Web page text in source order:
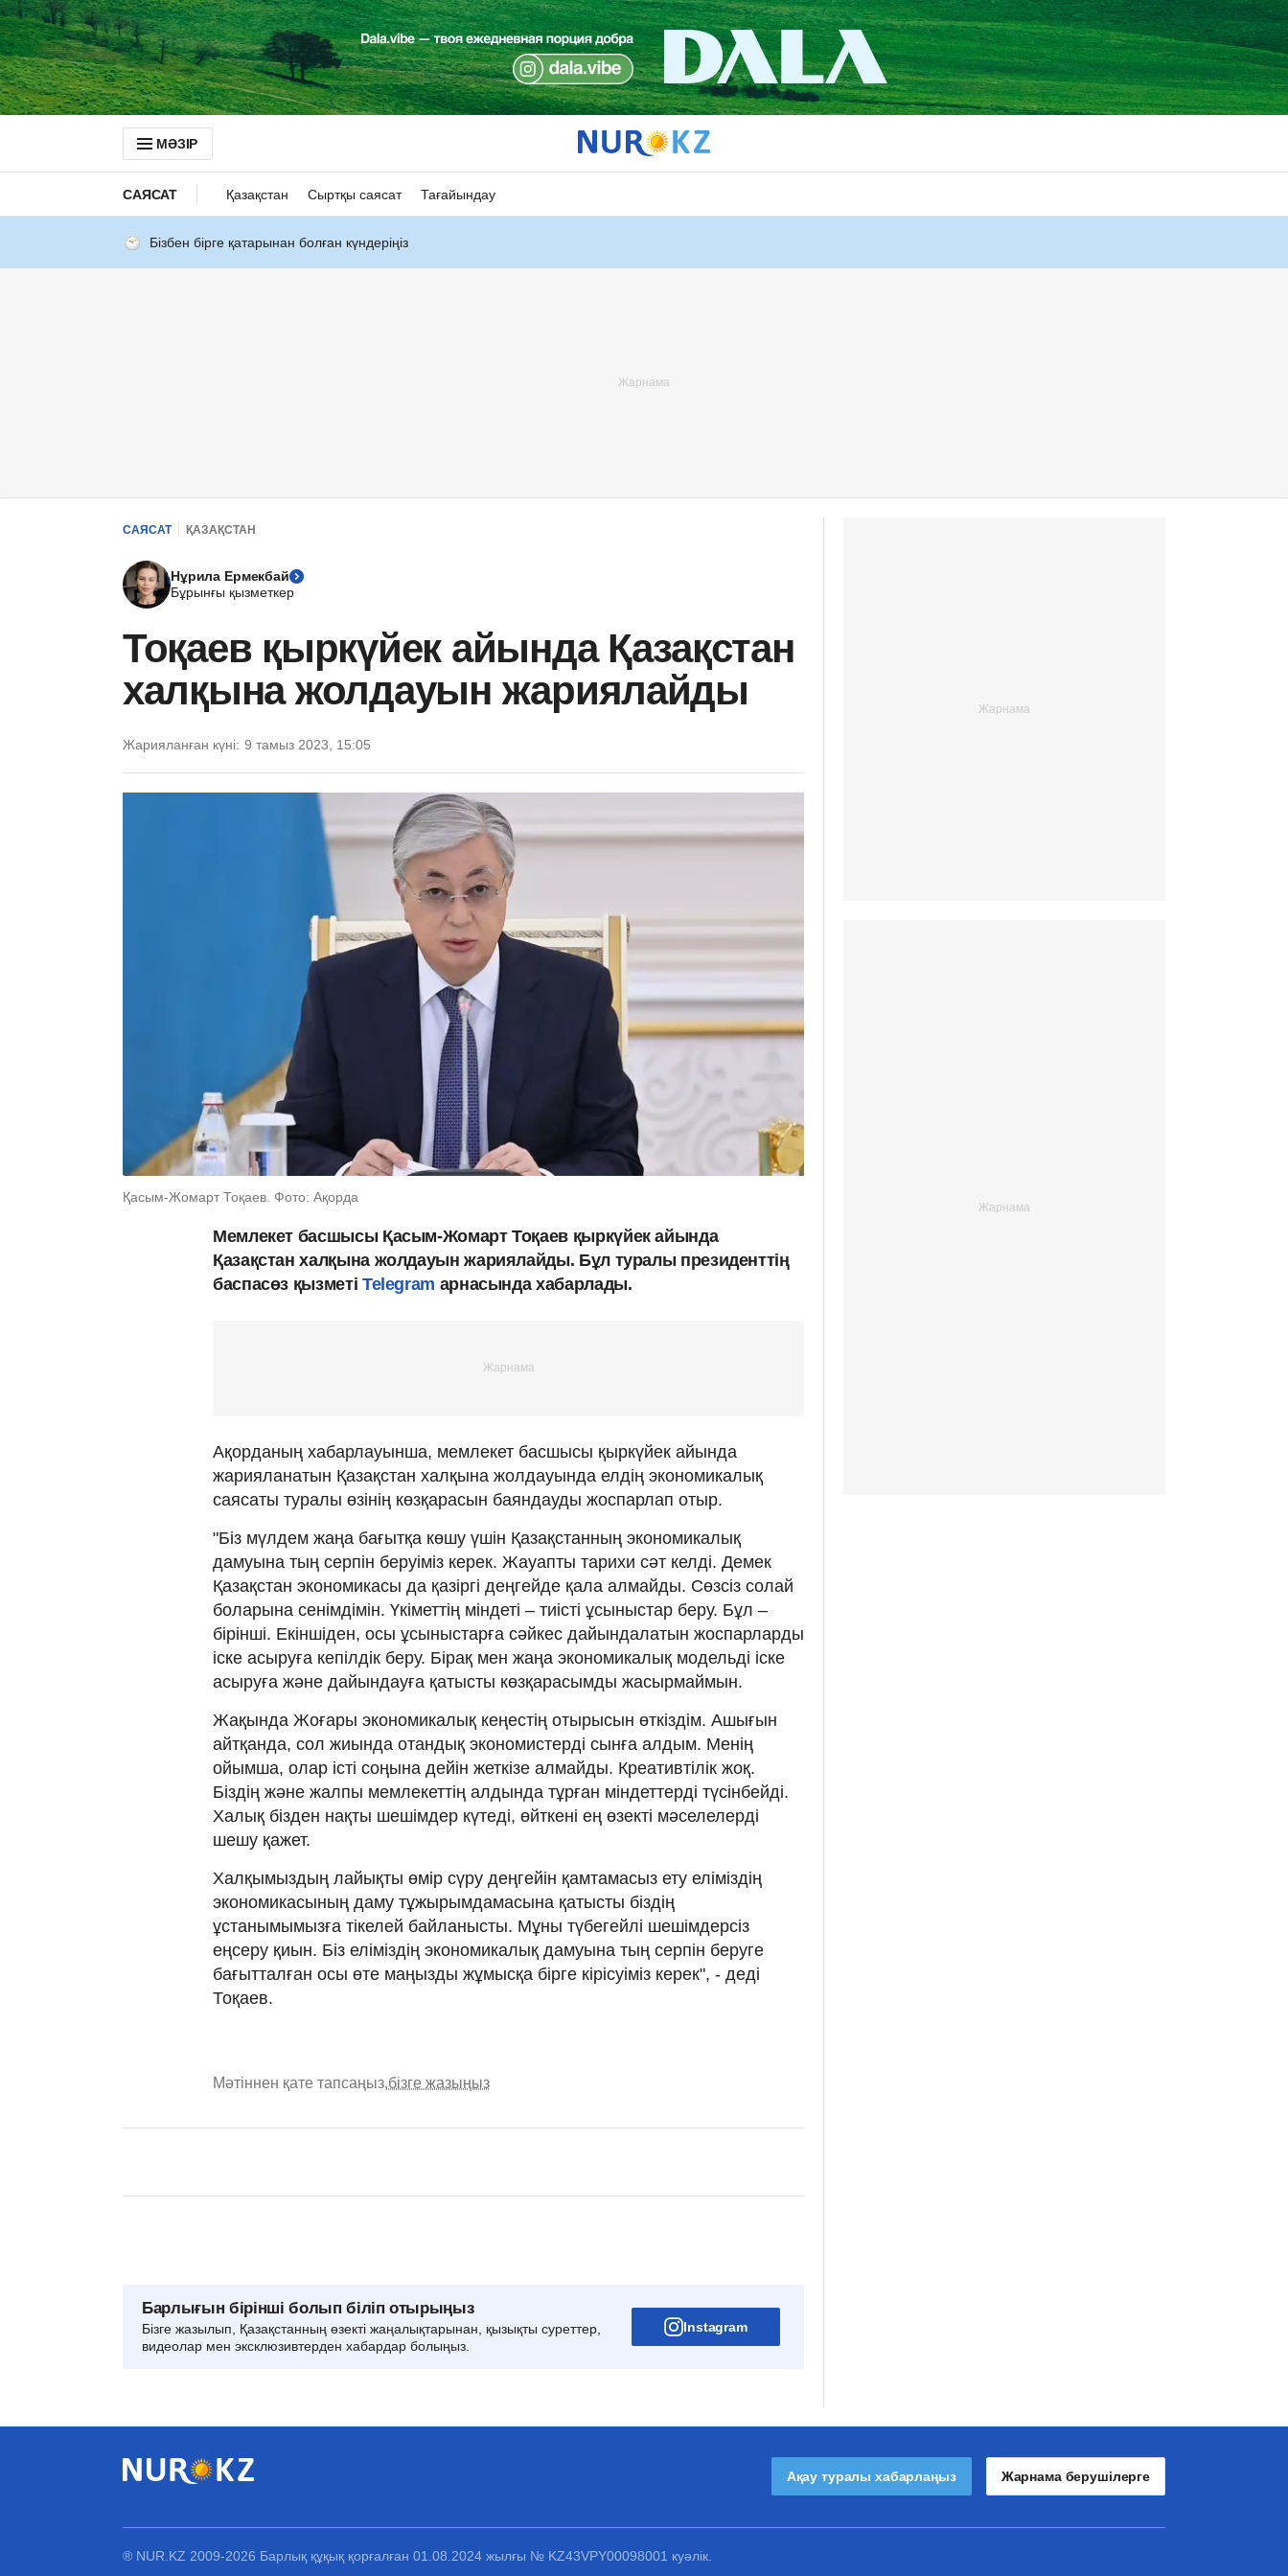
МӘЗІР
САЯСАТ Қазақстан Сыртқы саясат Тағайындау
Бізбен бірге қатарынан болған күндеріңіз
САЯСАТ ҚАЗАҚСТАН
Нұрила Ермекбай
Бұрынғы қызметкер
Тоқаев қыркүйек айында Қазақстан
халқына жолдауын жариялайды
Жарияланған күні: 9 тамыз 2023, 15:05
Қасым-Жомарт Тоқаев. Фото: Ақорда
Мемлекет басшысы Қасым-Жомарт Тоқаев қыркүйек айында
Қазақстан халқына жолдауын жариялайды. Бұл туралы президенттің
баспасөз қызметі Telegram арнасында хабарлады.
Ақорданың хабарлауынша, мемлекет басшысы қыркүйек айында
жарияланатын Қазақстан халқына жолдауында елдің экономикалық
саясаты туралы өзінің көзқарасын баяндауды жоспарлап отыр.
"Біз мүлдем жаңа бағытқа көшу үшін Қазақстанның экономикалық
дамуына тың серпін беруіміз керек. Жауапты тарихи сәт келді. Демек
Қазақстан экономикасы да қазіргі деңгейде қала алмайды. Сөзсіз солай
боларына сенімдімін. Үкіметтің міндеті – тиісті ұсыныстар беру. Бұл –
бірінші. Екіншіден, осы ұсыныстарға сәйкес дайындалатын жоспарларды
іске асыруға кепілдік беру. Бірақ мен жаңа экономикалық модельді іске
асыруға және дайындауға қатысты көзқарасымды жасырмаймын.
Жақында Жоғары экономикалық кеңестің отырысын өткіздім. Ашығын
айтқанда, сол жиында отандық экономистерді сынға алдым. Менің
ойымша, олар істі соңына дейін жеткізе алмайды. Креативтілік жоқ.
Біздің және жалпы мемлекеттің алдында тұрған міндеттерді түсінбейді.
Халық бізден нақты шешімдер күтеді, өйткені ең өзекті мәселелерді
шешу қажет.
Халқымыздың лайықты өмір сүру деңгейін қамтамасыз ету еліміздің
экономикасының даму тұжырымдамасына қатысты біздің
ұстанымымызға тікелей байланысты. Мұны түбегейлі шешімдерсіз
еңсеру қиын. Біз еліміздің экономикалық дамуына тың серпін беруге
бағытталған осы өте маңызды жұмысқа бірге кірісуіміз керек", - деді
Тоқаев.
Мәтіннен қате тапсаңыз,бізге жазыңыз
Барлығын бірінші болып біліп отырыңыз
Бізге жазылып, Қазақстанның өзекті жаңалықтарынан, қызықты суреттер,
видеолар мен эксклюзивтерден хабардар болыңыз.
Instagram
Ақау туралы хабарлаңыз Жарнама берушілерге
® NUR.KZ 2009-2026 Барлық құқық қорғалған 01.08.2024 жылғы № KZ43VPY00098001 куәлік.